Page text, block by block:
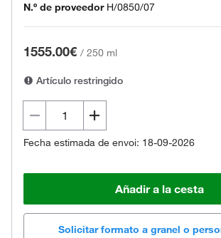
N.º de proveedor H/0850/07
1555.00€ / 250 ml
Artículo restringido
Fecha estimada de envoi: 18-09-2026
Añadir a la cesta
Solicitar formato a granel o